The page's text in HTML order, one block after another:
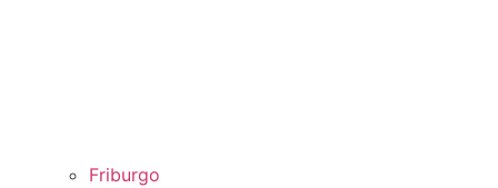
Friburgo